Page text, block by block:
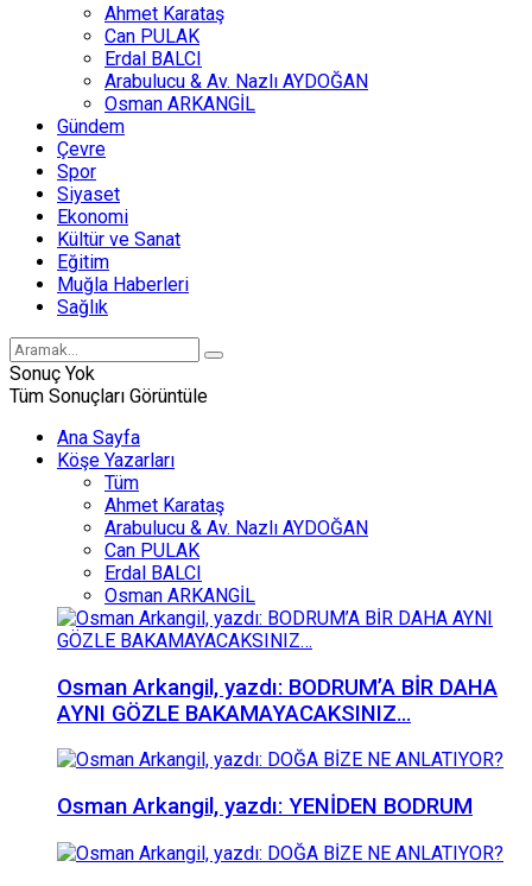
Ahmet Karataş
Can PULAK
Erdal BALCI
Arabulucu & Av. Nazlı AYDOĞAN
Osman ARKANGİL
Gündem
Çevre
Spor
Siyaset
Ekonomi
Kültür ve Sanat
Eğitim
Muğla Haberleri
Sağlık
Sonuç Yok
Tüm Sonuçları Görüntüle
Ana Sayfa
Köşe Yazarları
Tüm
Ahmet Karataş
Arabulucu & Av. Nazlı AYDOĞAN
Can PULAK
Erdal BALCI
Osman ARKANGİL
Osman Arkangil, yazdı: BODRUM’A BİR DAHA
AYNI GÖZLE BAKAMAYACAKSINIZ…
Osman Arkangil, yazdı: YENİDEN BODRUM